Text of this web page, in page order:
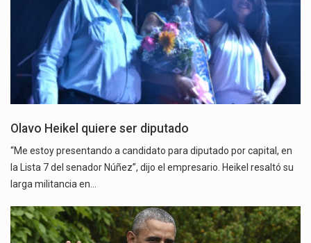
Olavo Heikel quiere ser diputado
“Me estoy presentando a candidato para diputado por capital, en
la Lista 7 del senador Núñez”, dijo el empresario. Heikel resaltó su
larga militancia en…